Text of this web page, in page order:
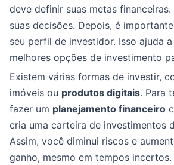
deve definir suas metas
suas decisões. Depois, é
seu perfil de investidor. Isso ajuda
melhores opções de investimento
Existem várias formas de investir,
imóveis ou produtos digitais. Para
fazer um planejamento financeiro
cria uma carteira de investimentos
Assim, você diminui riscos e
ganho, mesmo em tempos incertos.